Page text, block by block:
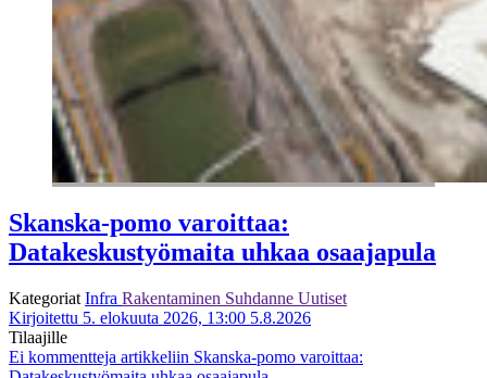
Skanska-pomo varoittaa:
Datakeskustyömaita uhkaa osaajapula
Kategoriat Infra Rakentaminen Suhdanne Uutiset
Kirjoitettu 5. elokuuta 2026, 13:00 5.8.2026
Tilaajille
Ei kommentteja artikkeliin Skanska-pomo varoittaa: